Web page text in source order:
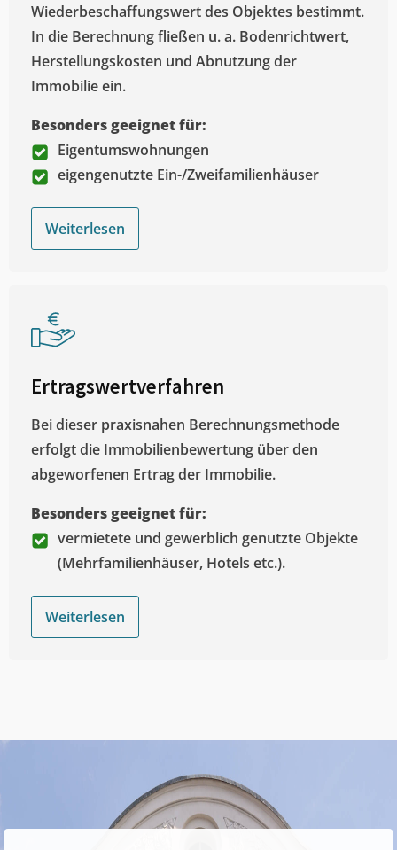
Wiederbeschaffungswert des Objektes bestimmt.
In die Berechnung fließen u. a. Bodenrichtwert,
Herstellungskosten und Abnutzung der
Immobilie ein.
Besonders geeignet für:
Eigentumswohnungen
eigengenutzte Ein-/Zweifamilienhäuser
Weiterlesen
Ertragswertverfahren
Bei dieser praxisnahen Berechnungsmethode
erfolgt die Immobilienbewertung über den
abgeworfenen Ertrag der Immobilie.
Besonders geeignet für:
vermietete und gewerblich genutzte Objekte
(Mehrfamilienhäuser, Hotels etc.).
Weiterlesen